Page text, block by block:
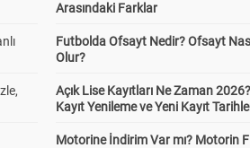
Arasındaki Farklar
Futbolda Ofsayt Nedir? Ofsayt
Olur?
Açık Lise Kayıtları Ne Zaman
Kayıt Yenileme ve Yeni Kayıt
Motorine İndirim Var mı? Motorin